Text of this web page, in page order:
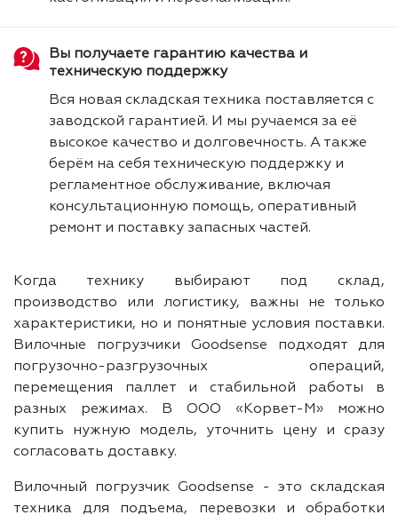
Вы получаете гарантию качества и
техническую поддержку
Вся новая складская техника поставляется с
заводской гарантией. И мы ручаемся за её
высокое качество и долговечность. А также
берём на себя техническую поддержку и
регламентное обслуживание, включая
консультационную помощь, оперативный
ремонт и поставку запасных частей.
Когда технику выбирают под склад,
производство или логистику, важны не только
характеристики, но и понятные условия поставки.
Вилочные погрузчики Goodsense подходят для
погрузочно-разгрузочных операций,
перемещения паллет и стабильной работы в
разных режимах. В ООО «Корвет-М» можно
купить нужную модель, уточнить цену и сразу
согласовать доставку.
Вилочный погрузчик Goodsense - это складская
техника для подъема, перевозки и обработки